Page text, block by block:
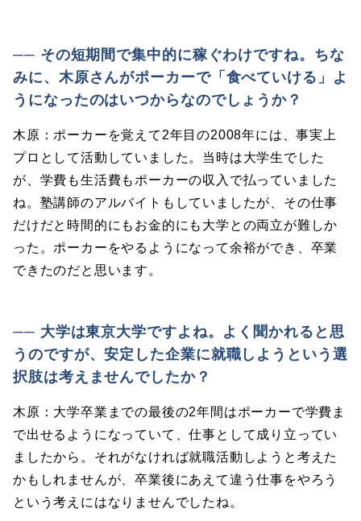
── その短期間で集中的に稼ぐわけですね。ちな
みに、木原さんがポーカーで「食べていける」よ
うになったのはいつからなのでしょうか？
木原：ポーカーを覚えて2年目の2008年には、事実上
プロとして活動していました。当時は大学生でした
が、学費も生活費もポーカーの収入で払っていました
ね。塾講師のアルバイトもしていましたが、その仕事
だけだと時間的にもお金的にも大学との両立が難しか
った。ポーカーをやるようになって余裕ができ、卒業
できたのだと思います。
── 大学は東京大学ですよね。よく聞かれると思
うのですが、安定した企業に就職しようという選
択肢は考えませんでしたか？
木原：大学卒業までの最後の2年間はポーカーで学費ま
で出せるようになっていて、仕事として成り立ってい
ましたから。それがなければ就職活動しようと考えた
かもしれませんが、卒業後にあえて違う仕事をやろう
という考えにはなりませんでしたね。